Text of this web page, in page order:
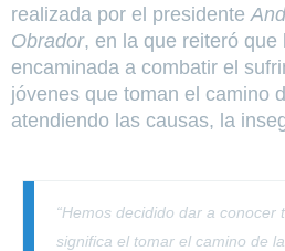
realizada por el presidente
Obrador, en la que reiteró que
encaminada a combatir el
jóvenes que toman el camino
atendiendo las causas, la
“Hemos decidido dar a conocer
significa el tomar el camino de